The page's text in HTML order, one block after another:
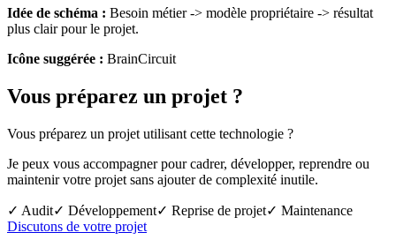
Idée de schéma : Besoin métier -> modèle propriétaire -> résultat
plus clair pour le projet.
Icône suggérée : BrainCircuit
Vous préparez un projet ?
Vous préparez un projet utilisant cette technologie ?
Je peux vous accompagner pour cadrer, développer, reprendre ou
maintenir votre projet sans ajouter de complexité inutile.
✓ Audit✓ Développement✓ Reprise de projet✓ Maintenance
Discutons de votre projet